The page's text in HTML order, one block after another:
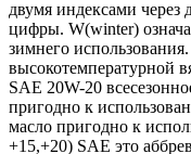
двумя индексами через
цифры. W(winter)
зимнего
высокотемпературной
SAE 20W-20
пригодно к
масло пригодно к
+15,+20) SAE это